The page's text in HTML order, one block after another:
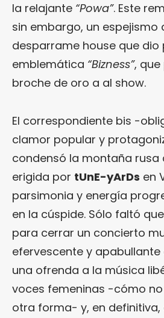
la relajante “Powa”. Este
sin embargo, un espejismo
desparrame house que dio
emblemática “Bizness”,
broche de oro a al show.
El correspondiente bis -
clamor popular y
condensó la montaña rusa
erigida por tUnE-yArDs en
parsimonia y energía
en la cúspide. Sólo faltó
para cerrar un concierto
efervescente y
una ofrenda a la música
voces femeninas -cómo
otra forma- y, en definitiva,